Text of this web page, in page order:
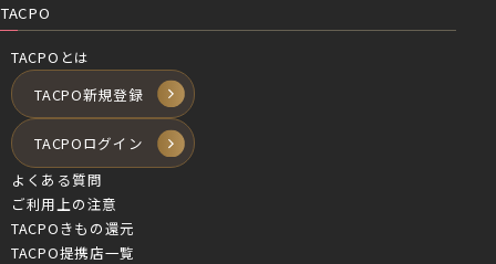
TACPO
TACPOとは
TACPO新規登録
TACPOログイン
よくある質問
ご利用上の注意
TACPOきもの還元
TACPO提携店一覧